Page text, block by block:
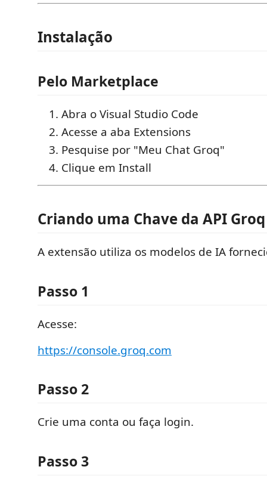
Instalação
Pelo Marketplace
Abra o Visual Studio Code
Acesse a aba Extensions
Pesquise por "Meu Chat Groq"
Clique em Install
Criando uma Chave da API Groq
A extensão utiliza os modelos de IA
Passo 1
Acesse:
https://console.groq.com
Passo 2
Crie uma conta ou faça login.
Passo 3